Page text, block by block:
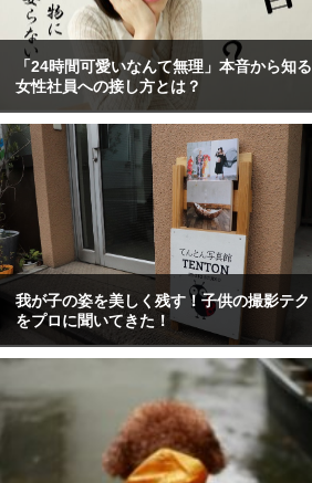
「24時間可愛いなんて無理」本音から知る
女性社員への接し方とは？
我が子の姿を美しく残す！子供の撮影テク
をプロに聞いてきた！